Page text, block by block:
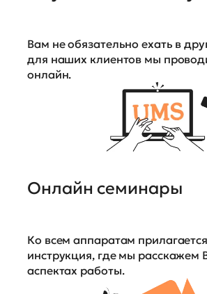
Вам не обязательно ехать в
для наших клиентов мы
онлайн.
Онлайн семинары
Ко всем аппаратам
инструкция, где мы расскажем
аспектах работы.